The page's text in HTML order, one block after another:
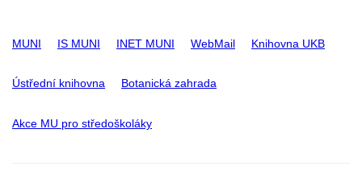
MUNI IS MUNI INET MUNI WebMail Knihovna UKB
Ústřední knihovna Botanická zahrada
Akce MU pro středoškoláky